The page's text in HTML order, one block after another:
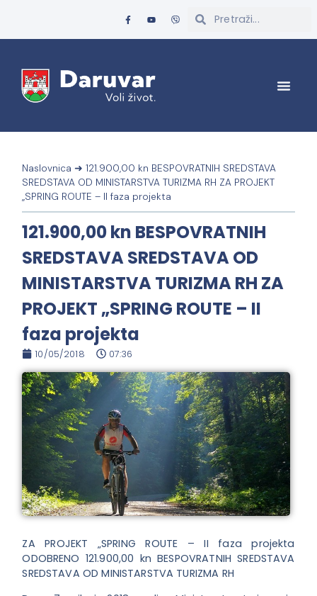
Naslovnica ➜121.900,00 kn BESPOVRATNIH SREDSTAVA
SREDSTAVA OD MINISTARSTVA TURIZMA RH ZA PROJEKT
„SPRING ROUTE – II faza projekta
121.900,00 kn BESPOVRATNIH
SREDSTAVA SREDSTAVA OD
MINISTARSTVA TURIZMA RH ZA
PROJEKT „SPRING ROUTE – II
faza projekta
10/05/2018 07:36
ZA PROJEKT „SPRING ROUTE – II faza projekta
ODOBRENO 121.900,00 kn BESPOVRATNIH SREDSTAVA
SREDSTAVA OD MINISTARSTVA TURIZMA RH